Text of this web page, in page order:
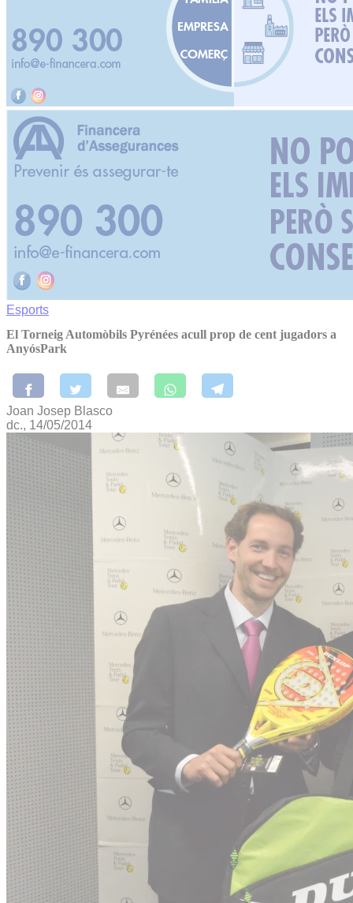
Esports
El Torneig Automòbils Pyrénées acull prop de cent jugadors a
AnyósPark
Joan Josep Blasco
dc., 14/05/2014